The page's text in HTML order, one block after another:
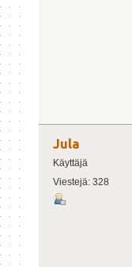
Jula
Käyttäjä
Viestejä: 328